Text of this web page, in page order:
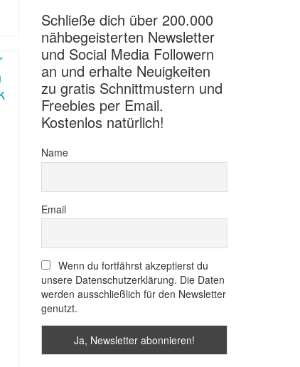
Schließe dich über 200.000
nähbegeisterten Newsletter
und Social Media Followern
an und erhalte Neuigkeiten
zu gratis Schnittmustern und
Freebies per Email.
Kostenlos natürlich!
Name
Email
Wenn du fortfährst akzeptierst du
unsere Datenschutzerklärung. Die Daten
werden ausschließlich für den Newsletter
genutzt.